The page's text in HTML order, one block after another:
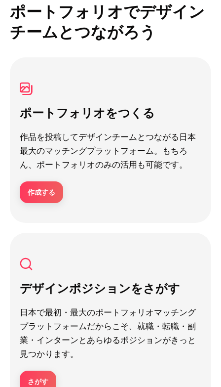
ポートフォリオでデザイン
チームとつながろう
ポートフォリオをつくる
作品を投稿してデザインチームとつながる日本
最大のマッチングプラットフォーム。もちろ
ん、ポートフォリオのみの活用も可能です。
作成する
デザインポジションをさがす
日本で最初・最大のポートフォリオマッチング
プラットフォームだからこそ、就職・転職・副
業・インターンとあらゆるポジションがきっと
見つかります。
さがす